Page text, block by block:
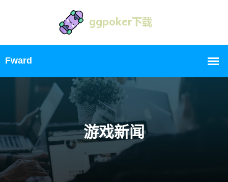
游戏新闻